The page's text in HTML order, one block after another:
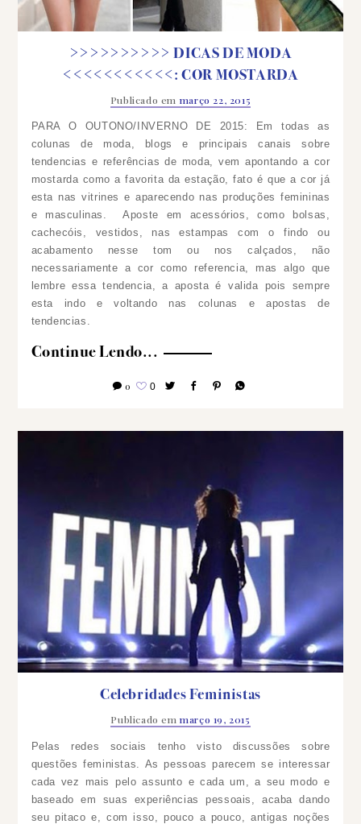
>>>>>>>>>> DICAS DE MODA
<<<<<<<<<<<: COR MOSTARDA
Publicado em março 22, 2015
PARA O OUTONO/INVERNO DE 2015:
Em todas as
colunas de moda, blogs e principais canais sobre
tendencias e referências de moda, vem apontando a cor
mostarda como a favorita da estação, fato é que a cor já
esta nas vitrines e aparecendo nas produções femininas
e masculinas.
Aposte em acessórios, como bolsas,
cachecóis, vestidos, nas estampas com o findo ou
acabamento nesse tom ou nos calçados, não
necessariamente a cor como referencia, mas algo que
lembre essa tendencia, a aposta é valida pois sempre
esta indo e voltando nas colunas e apostas de
tendencias.
Continue Lendo...
0 0
Celebridades Feministas
Publicado emmarço 19, 2015
Pelas redes sociais tenho visto discussões sobre
questões feministas. As pessoas parecem se interessar
cada vez mais pelo assunto e cada um, a seu modo e
baseado em suas experiências pessoais, acaba dando
seu pitaco e, com isso, pouco a pouco, antigas noções